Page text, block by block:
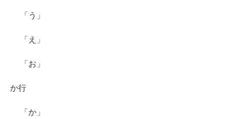
「う」
「え」
「お」
か行
「か」